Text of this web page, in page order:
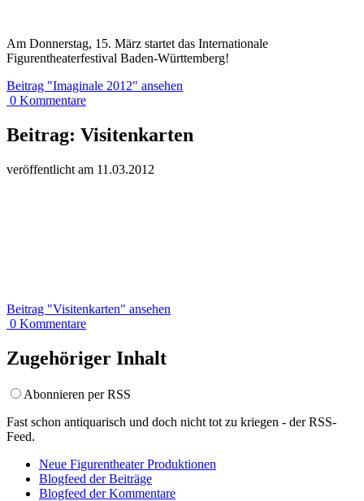
Am Donnerstag, 15. März startet das Internationale
Figurentheaterfestival Baden-Württemberg!
Beitrag "Imaginale 2012" ansehen
0 Kommentare
Beitrag: Visitenkarten
veröffentlicht am 11.03.2012
Beitrag "Visitenkarten" ansehen
0 Kommentare
Zugehöriger Inhalt
Abonnieren per RSS
Fast schon antiquarisch und doch nicht tot zu kriegen - der RSS-
Feed.
Neue FigurentheaterProduktionen
Blogfeed derBeiträge
Blogfeed derKommentare